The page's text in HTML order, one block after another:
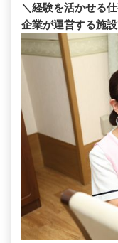
＼経験を活かせる
企業が運営する施